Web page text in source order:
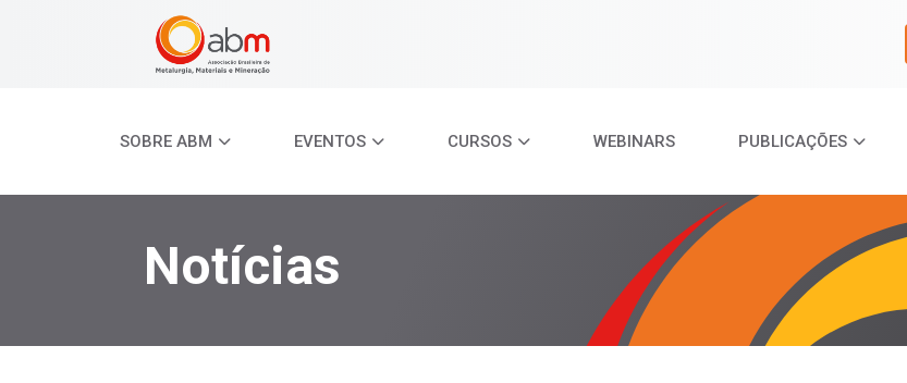
SOBRE ABM EVENTOS CURSOS WEBINARS PUBLICAÇÕES
Notícias